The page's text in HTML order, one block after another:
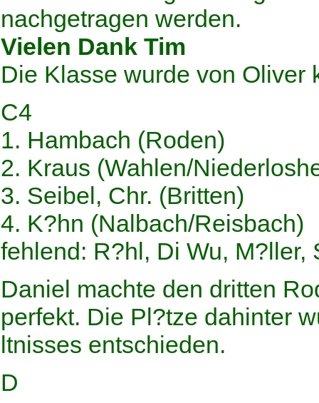
nachgetragen werden.
Vielen Dank Tim
Die Klasse wurde von Oliver
C4
1. Hambach (Roden)
2. Kraus (Wahlen/
3. Seibel, Chr. (Britten)
4. K?hn (Nalbach/Reisbach)
fehlend: R?hl, Di Wu, M?ller,
Daniel machte den dritten
perfekt. Die Pl?tze dahinter
ltnisses entschieden.
D